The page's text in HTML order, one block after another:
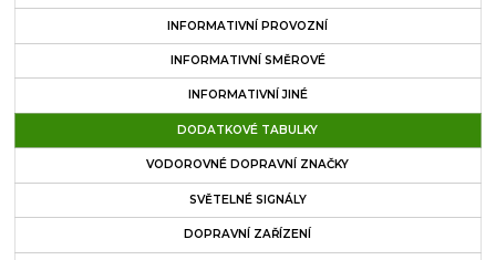
INFORMATIVNÍ PROVOZNÍ
INFORMATIVNÍ SMĚROVÉ
INFORMATIVNÍ JINÉ
DODATKOVÉ TABULKY
VODOROVNÉ DOPRAVNÍ ZNAČKY
SVĚTELNÉ SIGNÁLY
DOPRAVNÍ ZAŘÍZENÍ